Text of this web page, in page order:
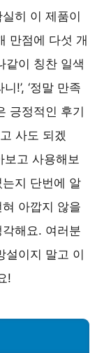
히 이 제품이
만점에 다섯 개
같이 칭찬 일색
!’, ‘정말 만족
긍정적인 후기
사도 되겠
보고 사용해보
지 단번에 알
아깝지 않을
해요. 여러분
설이지 말고 이
!